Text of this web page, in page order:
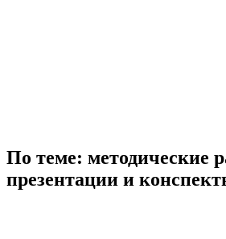
По теме: методические
презентации и